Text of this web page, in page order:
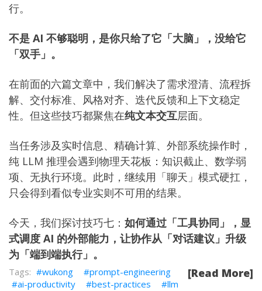
行。
不是 AI 不够聪明，是你只给了它「大脑」，没给它
「双手」。
在前面的六篇文章中，我们解决了需求澄清、流程拆
解、交付标准、风格对齐、迭代反馈和上下文稳定
性。但这些技巧都聚焦在纯文本交互层面。
当任务涉及实时信息、精确计算、外部系统操作时，
纯 LLM 推理会遇到物理天花板：知识截止、数学弱
项、无执行环境。此时，继续用「聊天」模式硬扛，
只会得到看似专业实则不可用的结果。
今天，我们探讨技巧七： 如何通过「工具协同」，显
式调度 AI 的外部能力，让协作从「对话建议」升级
为「端到端执行」。
[Read More]
wukong
prompt-engineering
ai-productivity
best-practices
llm